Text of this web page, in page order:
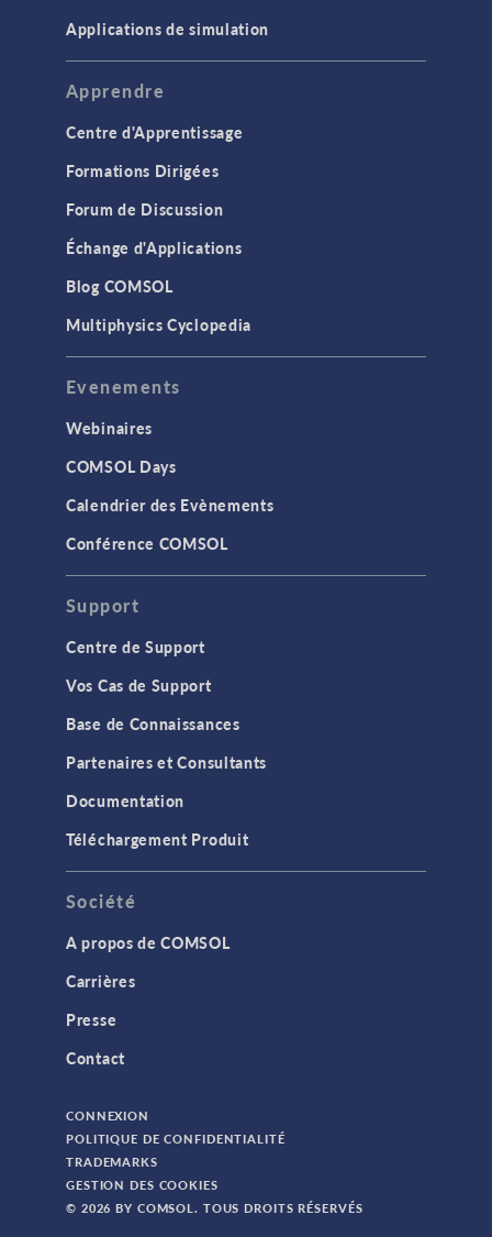
Applications de simulation
Apprendre
Centre d'Apprentissage
Formations Dirigées
Forum de Discussion
Échange d'Applications
Blog COMSOL
Multiphysics Cyclopedia
Evenements
Webinaires
COMSOL Days
Calendrier des Evènements
Conférence COMSOL
Support
Centre de Support
Vos Cas de Support
Base de Connaissances
Partenaires et Consultants
Documentation
Téléchargement Produit
Société
A propos de COMSOL
Carrières
Presse
Contact
CONNEXION
POLITIQUE DE CONFIDENTIALITÉ
TRADEMARKS
GESTION DES COOKIES
© 2026 BY COMSOL. TOUS DROITS RÉSERVÉS